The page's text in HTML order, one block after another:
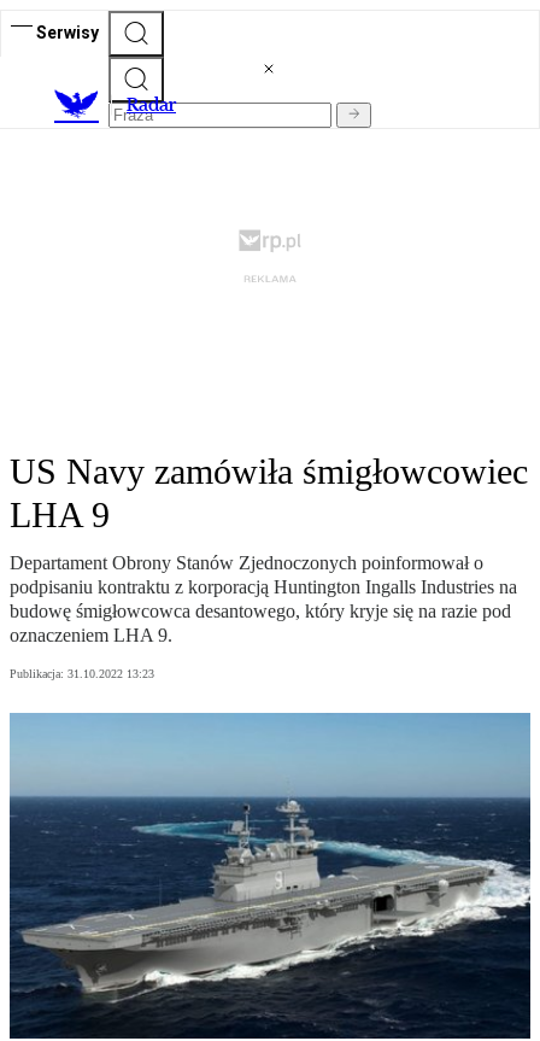
Serwisy
Radar
US Navy zamówiła śmigłowcowiec
LHA 9
Departament Obrony Stanów Zjednoczonych poinformował o
podpisaniu kontraktu z korporacją Huntington Ingalls Industries na
budowę śmigłowcowca desantowego, który kryje się na razie pod
oznaczeniem LHA 9.
Publikacja: 31.10.2022 13:23